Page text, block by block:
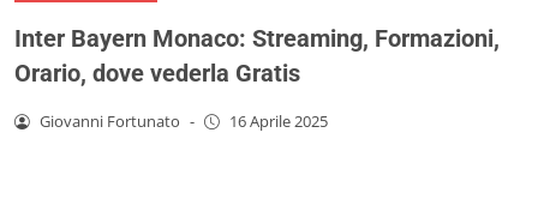
Inter Bayern Monaco: Streaming, Formazioni,
Orario, dove vederla Gratis
Giovanni Fortunato - 16 Aprile 2025